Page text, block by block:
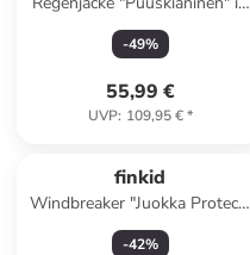
Gelb
-49%
55,99 €
UVP: 109,95 €*
finkid
Windbreaker "Juokka Protect"
in Blau
-42%